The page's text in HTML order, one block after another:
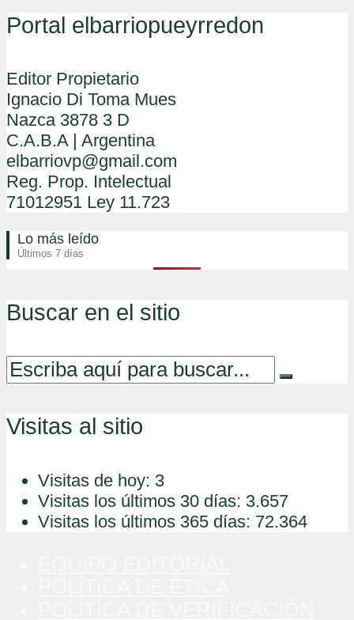
Portal elbarriopueyrredon
Editor Propietario
Ignacio Di Toma Mues
Nazca 3878 3 D
C.A.B.A | Argentina
elbarriovp@gmail.com
Reg. Prop. Intelectual
71012951 Ley 11.723
Lo más leído
Últimos 7 días
Buscar en el sitio
Visitas al sitio
Visitas de hoy: 3
Visitas los últimos 30 días: 3.657
Visitas los últimos 365 días: 72.364